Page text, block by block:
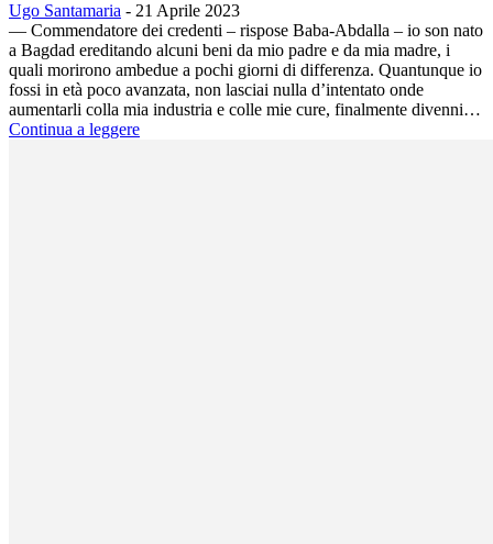
Ugo Santamaria - 21 Aprile 2023
— Commendatore dei credenti – rispose Baba-Abdalla – io son nato
a Bagdad ereditando alcuni beni da mio padre e da mia madre, i
quali morirono ambedue a pochi giorni di differenza. Quantunque io
fossi in età poco avanzata, non lasciai nulla d’intentato onde
aumentarli colla mia industria e colle mie cure, finalmente divenni…
Continua a leggere